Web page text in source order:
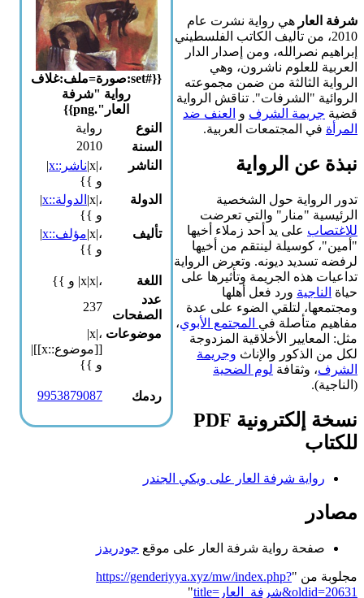
{{#set:صورة=ملف:غلاف
رواية "شرفة
العار".png}}
النوع
رواية
السنة
2010
الناشر
،|x| ناشر::x |
و }}
الدولة
،|x| الدولة::x |
و }}
تأليف
،|x| مؤلف::x |
و }}
اللغة
،|x|x| و }}
عدد
الصفحات
237
موضوعات
،|x|
[[موضوع::x]]|
و }}
ردمك 9953879087
شرفة العار هي رواية نشرت عام
2010، من تأليف الكاتب الفلسطيني
إبراهيم نصرالله، ومن إصدار الدار
العربية للعلوم ناشرون، وهي
الرواية الثالثة من ضمن مجموعته
الروائية "الشرفات". تناقش الرواية
قضية جريمة الشرف و العنف ضد
المرأة في المجتمعات العربية.
نبذة عن الرواية
تدور الرواية حول الشخصية
الرئيسية "منار" والتي تعرضت
للاغتصاب على يد أحد زملاء أخيها
"أمين"، كوسيلة لينتقم من أخيها
لرفضه تسديد ديونه. وتعرض الرواية
تداعيات هذه الجريمة وتأثيرها على
حياة الناجية ورد فعل أهلها
ومجتمعها، لتلقي الضوء على عدة
مفاهيم متأصلة في المجتمع الأبوي،
مثل: المعايير الأخلاقية المزدوجة
لكل من الذكور والإناث وجريمة
الشرف، وثقافة لوم الضحية
(الناجية).
نسخة إلكترونية PDF
للكتاب
رواية شرفة العار على ويكي الجندر
مصادر
صفحة رواية شرفة العار على موقع جودريدز
مجلوبة من "https://genderiyya.xyz/mw/index.php?
title=شرفة_العار&oldid=20631
"